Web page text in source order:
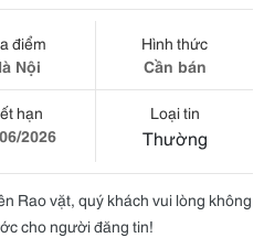
điểm
Nội
Hình thức
Cần bán
hạn
2026
Loại tin
Thường
Rao vặt, quý khách vui lòng không
cho người đăng tin!